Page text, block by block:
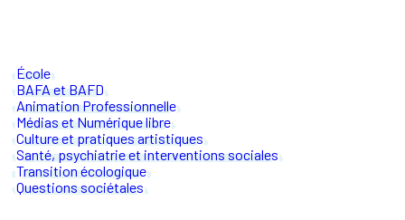
École
BAFA et BAFD
Animation Professionnelle
Médias et Numérique libre
Culture et pratiques artistiques
Santé, psychiatrie et interventions sociales
Transition écologique
Questions sociétales